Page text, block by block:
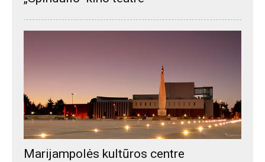
Marijampolės kultūros centre